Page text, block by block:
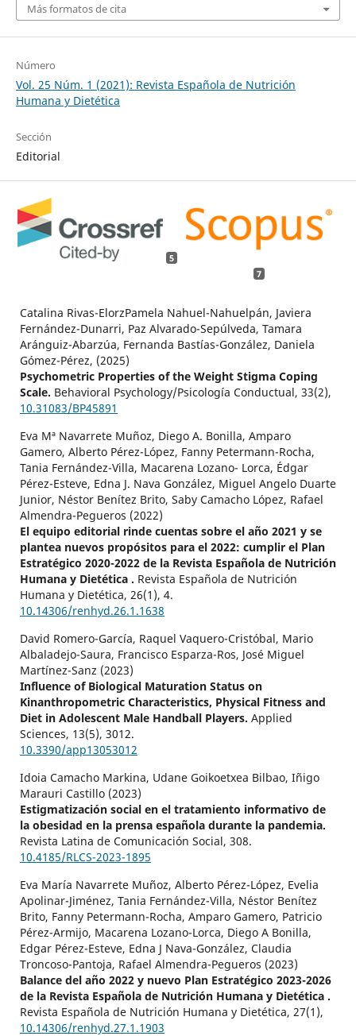
Más formatos de cita
Número
Vol. 25 Núm. 1 (2021): Revista Española de Nutrición
Humana y Dietética
Sección
Editorial
5
7
Catalina Rivas-ElorzPamela Nahuel-Nahuelpán, Javiera
Fernández-Dunarri, Paz Alvarado-Sepúlveda, Tamara
Aránguiz-Abarzúa, Fernanda Bastías-González, Daniela
Gómez-Pérez, (2025)
Psychometric Properties of the Weight Stigma Coping
Scale. Behavioral Psychology/Psicología Conductual, 33(2),
10.31083/BP45891
Eva Mª Navarrete Muñoz, Diego A. Bonilla, Amparo
Gamero, Alberto Pérez-López, Fanny Petermann-Rocha,
Tania Fernández-Villa, Macarena Lozano- Lorca, Édgar
Pérez-Esteve, Edna J. Nava González, Miguel Angelo Duarte
Junior, Néstor Benítez Brito, Saby Camacho López, Rafael
Almendra-Pegueros (2022)
El equipo editorial rinde cuentas sobre el año 2021 y se
plantea nuevos propósitos para el 2022: cumplir el Plan
Estratégico 2020-2022 de la Revista Española de Nutrición
Humana y Dietética . Revista Española de Nutrición
Humana y Dietética, 26(1), 4.
10.14306/renhyd.26.1.1638
David Romero-García, Raquel Vaquero-Cristóbal, Mario
Albaladejo-Saura, Francisco Esparza-Ros, José Miguel
Martínez-Sanz (2023)
Influence of Biological Maturation Status on
Kinanthropometric Characteristics, Physical Fitness and
Diet in Adolescent Male Handball Players. Applied
Sciences, 13(5), 3012.
10.3390/app13053012
Idoia Camacho Markina, Udane Goikoetxea Bilbao, Iñigo
Marauri Castillo (2023)
Estigmatización social en el tratamiento informativo de
la obesidad en la prensa española durante la pandemia.
Revista Latina de Comunicación Social, 308.
10.4185/RLCS-2023-1895
Eva María Navarrete Muñoz, Alberto Pérez-López, Evelia
Apolinar-Jiménez, Tania Fernández-Villa, Néstor Benítez
Brito, Fanny Petermann-Rocha, Amparo Gamero, Patricio
Pérez-Armijo, Macarena Lozano-Lorca, Diego A Bonilla,
Edgar Pérez-Esteve, Edna J Nava-González, Claudia
Troncoso-Pantoja, Rafael Almendra-Pegueros (2023)
Balance del año 2022 y nuevo Plan Estratégico 2023-2026
de la Revista Española de Nutrición Humana y Dietética .
Revista Española de Nutrición Humana y Dietética, 27(1),
10.14306/renhyd.27.1.1903